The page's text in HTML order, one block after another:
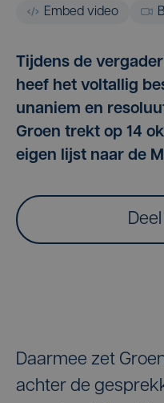
Embed video
Tijdens de
heef het voltallig
unaniem en
Groen trekt op 14
eigen lijst naar de
Daarmee zet
achter de